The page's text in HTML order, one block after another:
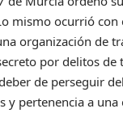
mismo ocurrió con
organización de
por delitos de
de perseguir
y pertenencia a una